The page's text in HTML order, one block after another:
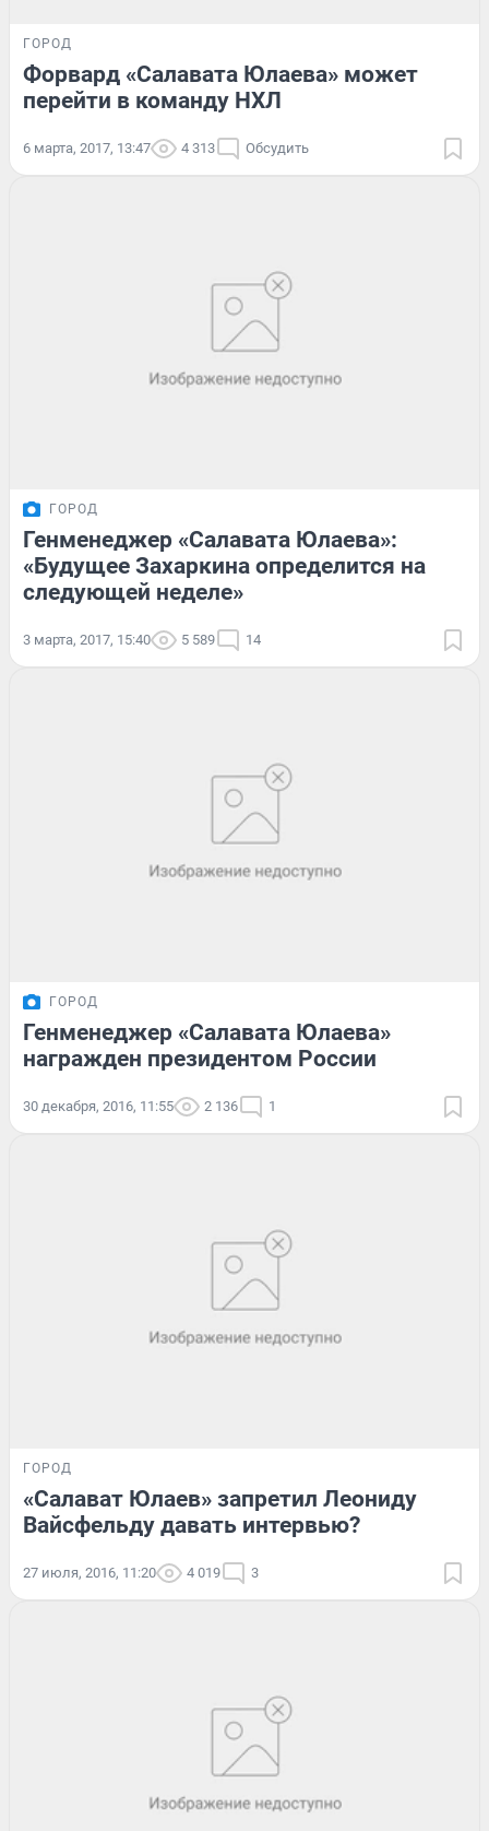
ГОРОД
Форвард «Салавата Юлаева» может
перейти в команду НХЛ
6 марта, 2017, 13:47 4 313 Обсудить
ГОРОД
Генменеджер «Салавата Юлаева»:
«Будущее Захаркина определится на
следующей неделе»
3 марта, 2017, 15:40 5 589 14
ГОРОД
Генменеджер «Салавата Юлаева»
награжден президентом России
30 декабря, 2016, 11:55 2 136 1
ГОРОД
«Салават Юлаев» запретил Леониду
Вайсфельду давать интервью?
27 июля, 2016, 11:20 4 019 3